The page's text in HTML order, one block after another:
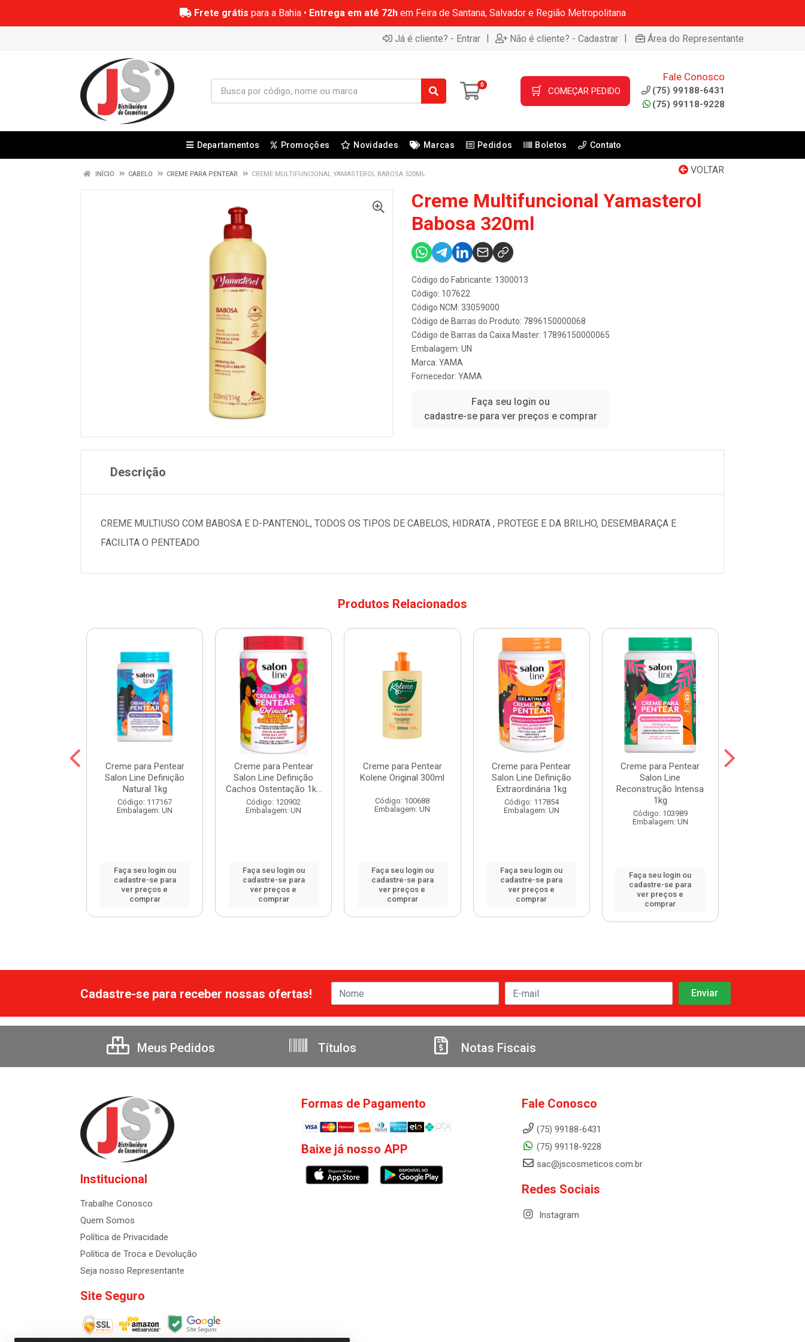
Frete grátis para a Bahia • Entrega em até 72hem Feira de Santana, Salvador e Região Metropolitana
Já é cliente? - Entrar | Não é cliente? - Cadastrar | Área do Representante
0 🛒 COMEÇAR PEDIDO
Fale Conosco
(75) 99188-6431
(75) 99118-9228
Departamentos Promoções Novidades Marcas Pedidos Boletos Contato
VOLTAR
INÍCIO CABELO CREME PARA PENTEAR CREME MULTIFUNCIONAL YAMASTEROL BABOSA 320ML
Creme Multifuncional Yamasterol
Babosa 320ml
Código do Fabricante: 1300013
Código: 107622
Código NCM: 33059000
Código de Barras do Produto: 7896150000068
Código de Barras da Caixa Master: 17896150000065
Embalagem: UN
Marca: YAMA
Fornecedor: YAMA
Faça seu login ou
cadastre-se para ver preços e comprar
Descrição
CREME MULTIUSO COM BABOSA E D-PANTENOL, TODOS OS TIPOS DE CABELOS, HIDRATA , PROTEGE E DA BRILHO, DESEMBARAÇA E
FACILITA O PENTEADO.
Produtos Relacionados
Creme para Pentear
Salon Line Definição
Natural 1kg
Código: 117167
Embalagem: UN
Faça seu login ou
cadastre-se para
ver preços e
comprar
Creme para Pentear
Salon Line Definição
Cachos Ostentação 1k...
Código: 120902
Embalagem: UN
Faça seu login ou
cadastre-se para
ver preços e
comprar
Creme para Pentear
Kolene Original 300ml
Código: 100688
Embalagem: UN
Faça seu login ou
cadastre-se para
ver preços e
comprar
Creme para Pentear
Salon Line Definição
Extraordinária 1kg
Código: 117854
Embalagem: UN
Faça seu login ou
cadastre-se para
ver preços e
comprar
Creme para Pentear
Salon Line
Reconstrução Intensa
1kg
Código: 103989
Embalagem: UN
Faça seu login ou
cadastre-se para
ver preços e
comprar
Cadastre-se para receber nossas ofertas!
Meus Pedidos Títulos Notas Fiscais
Institucional
Trabalhe Conosco
Quem Somos
Política de Privacidade
Política de Troca e Devolução
Seja nosso Representante
Site Seguro
Formas de Pagamento
Baixe já nosso APP
Fale Conosco
(75) 99188-6431
(75) 99118-9228
sac@jscosmeticos.com.br
Redes Sociais
Instagram